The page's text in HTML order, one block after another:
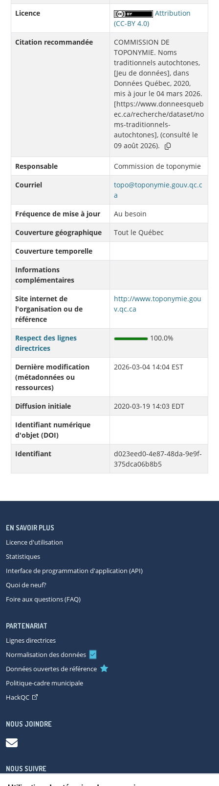
Licence
Attribution
(CC-BY 4.0)
Citation recommandée
COMMISSION DE
TOPONYMIE. Noms
traditionnels autochtones,
[Jeu de données], dans
Données Québec, 2020,
mis à jour le 04 mars 2026.
[https://www.donneesqueb
ec.ca/recherche/dataset/no
ms-traditionnels-
autochtones], (consulté le
09 août 2026).
Responsable
Commission de toponymie
Courriel
topo@toponymie.gouv.qc.c
a
Fréquence de mise à jour
Au besoin
Couverture géographique
Tout le Québec
Couverture temporelle
Informations
complémentaires
Site internet de
l'organisation ou de
référence
http://www.toponymie.gou
v.qc.ca
Respect des lignes
directrices
100.0%
Dernière modification
(métadonnées ou
ressources)
2026-03-04 14:04 EST
Diffusion initiale
2020-03-19 14:03 EDT
Identifiant numérique
d'objet (DOI)
Identifiant
d023eed0-4e87-48da-9e9f-
375dca06b8b5
EN SAVOIR PLUS
Licence d'utilisation
Statistiques
Interface de programmation d'application (API)
Quoi de neuf?
Foire aux questions (FAQ)
PARTENARIAT
Lignes directrices
Normalisation des données
Données ouvertes de référence
Politique-cadre municipale
HackQC
NOUS JOINDRE
NOUS SUIVRE